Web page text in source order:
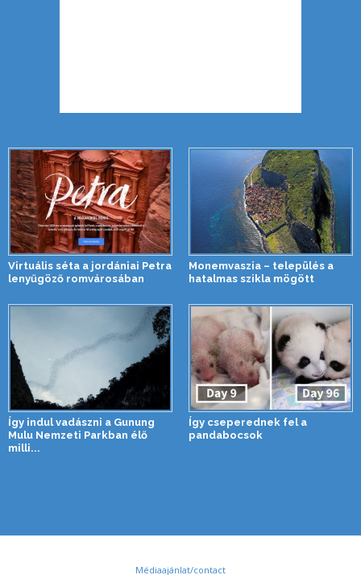
Virtuális séta a jordániai Petra
lenyűgöző romvárosában
Monemvaszia – település a
hatalmas szikla mögött
Így indul vadászni a Gunung
Mulu Nemzeti Parkban élő
milli...
Így cseperednek fel a
pandabocsok
Médiaajánlat/contact